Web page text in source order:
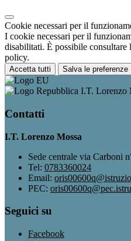
Cookie necessari per il
I cookie necessari per il
disabilitati. È possibile
policy.
Accetta tutti Salva le preferenze
I.T. Lorenzo
Contatti
I.T. Lorenzo Mossa
Sede centrale via Carboni
Tel: 0783360024
Email:
PEC:
Seguici su
Facebook